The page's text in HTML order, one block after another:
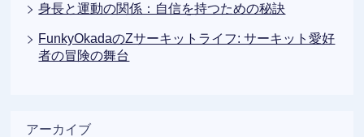
身長と運動の関係：自信を持つための秘訣
FunkyOkadaのZサーキットライフ: サーキット愛好
者の冒険の舞台
アーカイブ